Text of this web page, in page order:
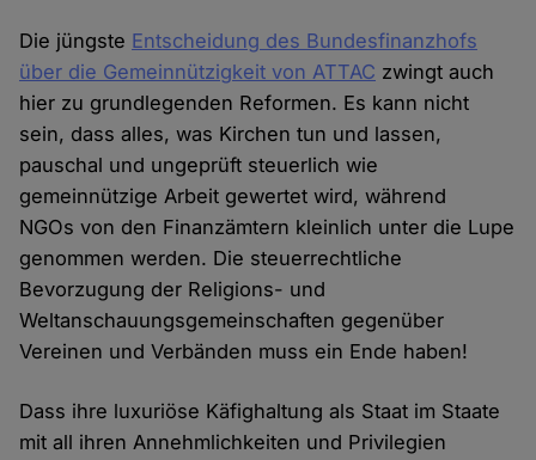
Die jüngste Entscheidung des Bundesfinanzhofs
über die Gemeinnützigkeit von ATTAC zwingt auch
hier zu grundlegenden Reformen. Es kann nicht
sein, dass alles, was Kirchen tun und lassen,
pauschal und ungeprüft steuerlich wie
gemeinnützige Arbeit gewertet wird, während
NGOs von den Finanzämtern kleinlich unter die Lupe
genommen werden. Die steuerrechtliche
Bevorzugung der Religions- und
Weltanschauungsgemeinschaften gegenüber
Vereinen und Verbänden muss ein Ende haben!
Dass ihre luxuriöse Käfighaltung als Staat im Staate
mit all ihren Annehmlichkeiten und Privilegien